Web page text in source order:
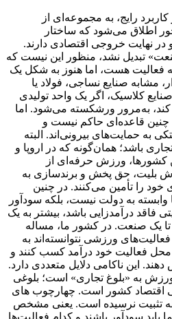
رایج، به مجموعه‌ای از
اطلاق می‌شود که ساختار
نهایت خروجی اقتصادی دارند.
تبدیل نشد، منظور این نیست که
فعالیت هست، اما هنوز به شکل یک
مشابه صنایع نساجی، فولاد یا
کلاسیک، اگر یک واحد تولیدی
کند، به‌مرور ورشکسته می‌شود. اما
قاعده‌ای حاکم نیست و
به حمایت‌های بیرونی‌اند. البته
باشد؛ همان‌گونه که در اروپا و
کشورها، ورزش حرفه‌ای از
بلیت، حق پخش و برندسازی به
را تأمین می‌کنند. در چنین
وابسته به دولت نیست، بلکه سودآور
فاقد درآمدزایی باشد، بیشتر به یک
تا یک صنعت. در کشور ما، مساله
ورزشی نتوانسته‌اند به
محل فعالیت خود درآمد کسب کنند و
این ناکامی دلایل متعددی دارد.
به «بلوغ تجاری» است؛ بلوغی
اقتصاد کشور است. چهارچوب های
تثبیت نرسیده است. یعنی مشخص
سودآور باشند و کدام فعالیت‌ها